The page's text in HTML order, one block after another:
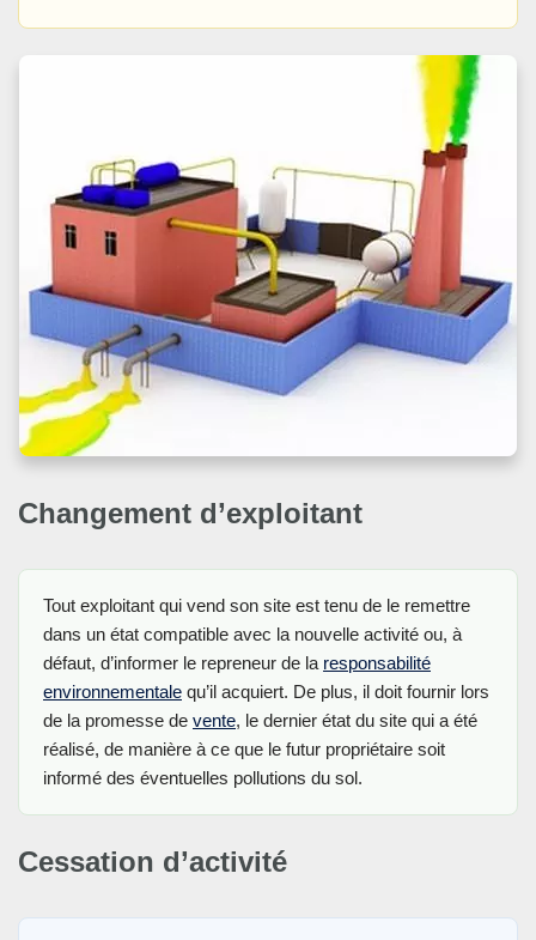
Changement d’exploitant
Tout exploitant qui vend son site est tenu de le remettre
dans un état compatible avec la nouvelle activité ou, à
défaut, d’informer le repreneur de la responsabilité
environnementale qu’il acquiert. De plus, il doit fournir lors
de la promesse de vente, le dernier état du site qui a été
réalisé, de manière à ce que le futur propriétaire soit
informé des éventuelles pollutions du sol.
Cessation d’activité